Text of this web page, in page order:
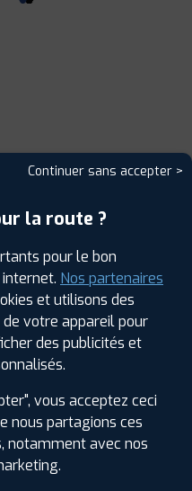
Continuer sans accepter >
la route ?
pour le bon
Nos partenaires
et utilisons des
votre appareil pour
des publicités et
vous acceptez ceci
nous partagions ces
notamment avec nos